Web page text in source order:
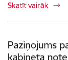
Skatīt vairāk
Paziņojums
kabineta